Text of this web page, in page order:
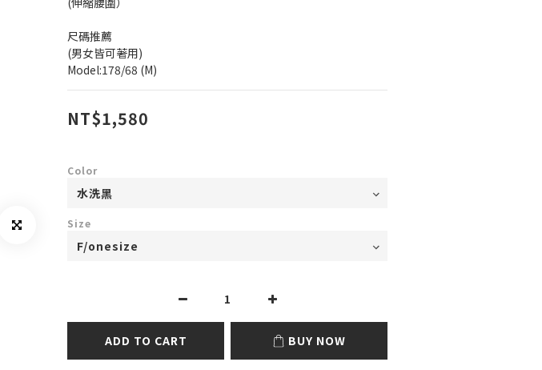
尺碼推薦
(男女皆可著用)
Model:178/68 (M)
NT$1,580
Color
Size
ADD TO CART BUY NOW